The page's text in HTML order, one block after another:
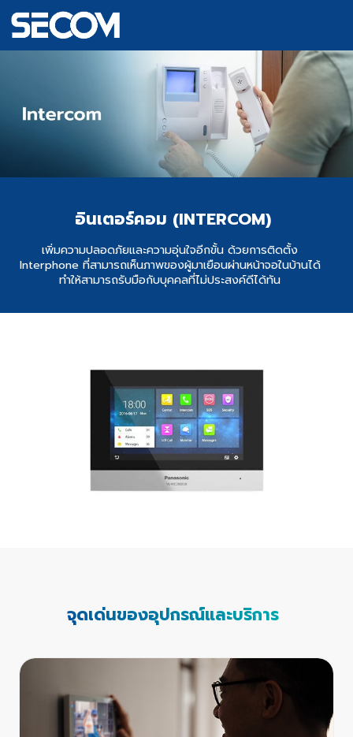
อินเตอร์คอม (INTERCOM)
เพิ่มความปลอดภัยและความอุ่นใจอีกขั้น ด้วยการติดตั้ง
Interphone ที่สามารถเห็นภาพของผู้มาเยือนผ่านหน้าจอในบ้านได้
ทำให้สามารถรับมือกับบุคคลที่ไม่ประสงค์ดีได้ทัน
จุดเด่นของอุปกรณ์และบริการ